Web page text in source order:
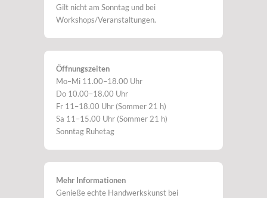
Gilt nicht am Sonntag und bei
Workshops/Veranstaltungen.
Öffnungszeiten
Mo–Mi 11.00–18.00 Uhr
Do 10.00–18.00 Uhr
Fr 11–18.00 Uhr (Sommer 21 h)
Sa 11–15.00 Uhr (Sommer 21 h)
Sonntag Ruhetag
Mehr Informationen
Genieße echte Handwerkskunst bei